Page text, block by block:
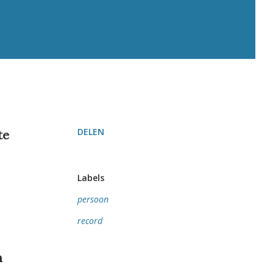
DELEN
Labels
persoon
record